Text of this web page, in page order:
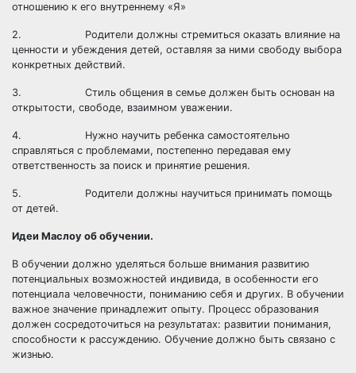
отношению к его внутреннему «Я»
2. Родители должны стремиться оказать влияние на
ценности и убеждения детей, оставляя за ними свободу выбора
конкретных действий.
3. Стиль общения в семье должен быть основан на
открытости, свободе, взаимном уважении.
4. Нужно научить ребенка самостоятельно
справляться с проблемами, постепенно передавая ему
ответственность за поиск и принятие решения.
5. Родители должны научиться принимать помощь
от детей.
Идеи Маслоу об обучении.
В обучении должно уделяться больше внимания развитию
потенциальных возможностей индивида, в особенности его
потенциала человечности, пониманию себя и других. В обучении
важное значение принадлежит опыту. Процесс образования
должен сосредоточиться на результатах: развитии понимания,
способности к рассуждению. Обучение должно быть связано с
жизнью.